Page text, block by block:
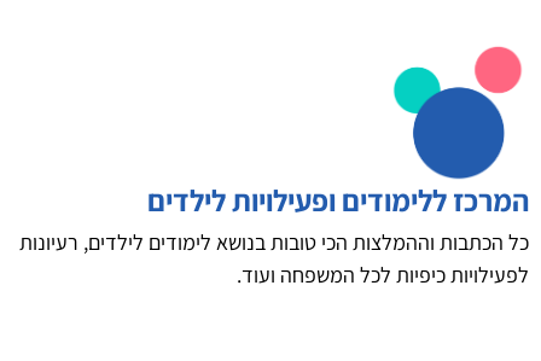
המרכז ללימודים ופעילויות לילדים
כל הכתבות וההמלצות הכי טובות בנושא לימודים לילדים, רעיונות
לפעילויות כיפיות לכל המשפחה ועוד.